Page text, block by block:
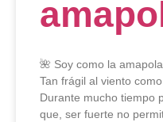
🌺 Soy como la
Tan frágil al viento
Durante mucho tiempo
que, ser fuerte no